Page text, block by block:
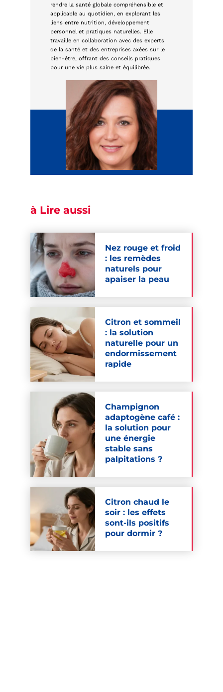
rendre la santé globale compréhensible et
applicable au quotidien, en explorant les
liens entre nutrition, développement
personnel et pratiques naturelles. Elle
travaille en collaboration avec des experts
de la santé et des entreprises axées sur le
bien-être, offrant des conseils pratiques
pour une vie plus saine et équilibrée.
à Lire aussi
Nez rouge et froid
: les remèdes
naturels pour
apaiser la peau
Citron et sommeil
: la solution
naturelle pour un
endormissement
rapide
Champignon
adaptogène café :
la solution pour
une énergie
stable sans
palpitations ?
Citron chaud le
soir : les effets
sont-ils positifs
pour dormir ?